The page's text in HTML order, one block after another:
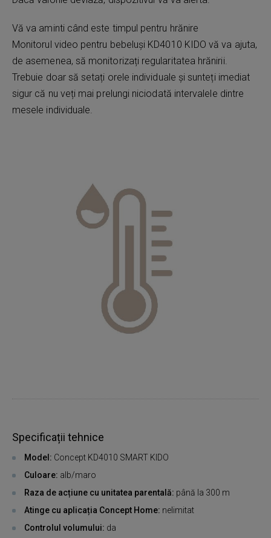
Vă va aminti când este timpul pentru hrănire
Monitorul video pentru bebeluși KD4010 KIDO vă va ajuta,
de asemenea, să monitorizați regularitatea hrănirii.
Trebuie doar să setați orele individuale și sunteți imediat
sigur că nu veți mai prelungi niciodată intervalele dintre
mesele individuale.
Specificații tehnice
Model: Concept KD4010 SMART KIDO
Culoare: alb/maro
Raza de acțiune cu unitatea parentală: până la 300 m
Atinge cu aplicația Concept Home: nelimitat
Controlul volumului: da